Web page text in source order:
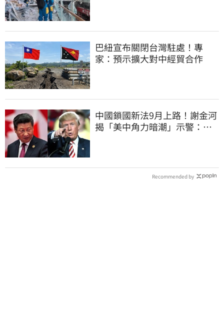
巴紐宣布關閉台灣駐處！專
家：預示擴大對中經貿合作
中國鎖國新法9月上路！謝金河
揭「美中角力暗潮」示警：台
Recommended by